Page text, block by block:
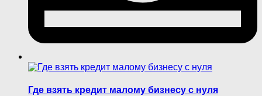
Где взять кредит малому бизнесу с нуля